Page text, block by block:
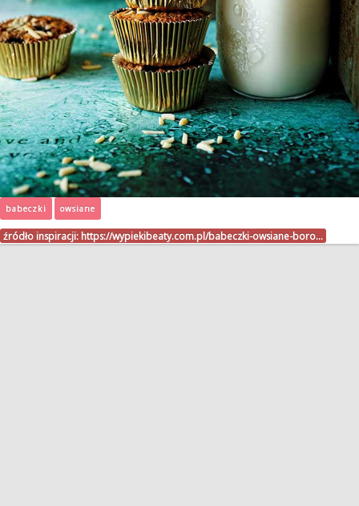
babeczki owsiane
źródło inspiracji: https://wypiekibeaty.com.pl/babeczki-owsiane-boro…